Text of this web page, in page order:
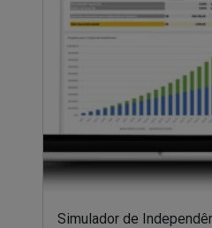
Simulador de